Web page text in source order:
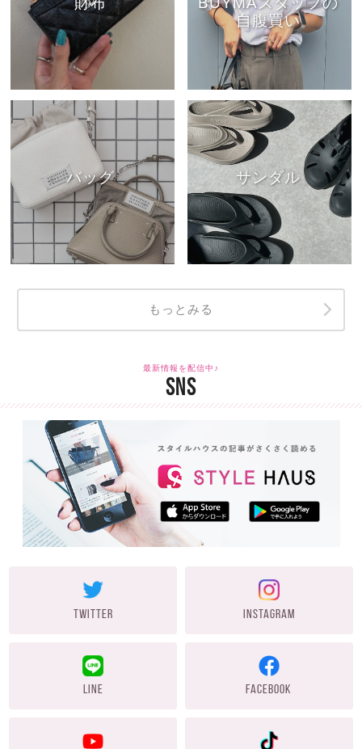
自腹買い
バッグ サンダル
もっとみる
最新情報を配信中♪
SNS
TWITTER INSTAGRAM
LINE FACEBOOK